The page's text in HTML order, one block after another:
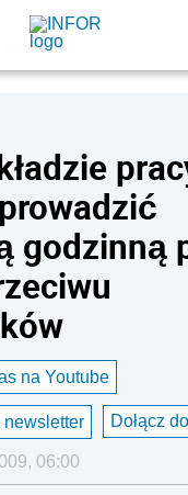
godzinną
na Youtube
Dołącz
06:00